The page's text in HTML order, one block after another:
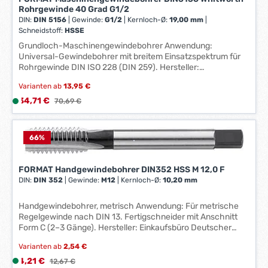
a
g
e
*
*
z
e
i
t
:
1
-
3
e
k
a
g
*
*
Rohrgewinde 40 Grad G1/2
DIN:DIN 5156 Gewinde:G1/2 Kernloch-Ø:19,00 mm
Schneidstoff:HSSE
Grundloch-Maschinengewindebohrer Anwendung:
Universal-Gewindebohrer mit breitem Einsatzspektrum für
Rohrgewinde DIN ISO 228 (DIN 259). Hersteller:
42389 Wuppertal, DE, +4920260960, webkontakt@ede.de
Varianten ab 13,95 €
Verkaufspreis:
L
i
e
z
i
t
:
-
3
34,71 € Regulärer Preis:
70,69 €
66%
FORMAT Handgewindebohrer DIN352 HSS M 12,0 F
DIN:DIN 352 Gewinde:M12 Kernloch-Ø:10,20 mm
Handgewindebohrer, metrisch Anwendung: Für metrische
Regelgewinde nach DIN 13. Fertigschneider mit Anschnitt
Form C (2–3 Gänge). Hersteller: Einkaufsbüro Deutscher
+4920260960, webkontakt@ede.de
Varianten ab 2,54 €
Verkaufspreis:
L
4,21 € Regulärer Preis:
12,67 €